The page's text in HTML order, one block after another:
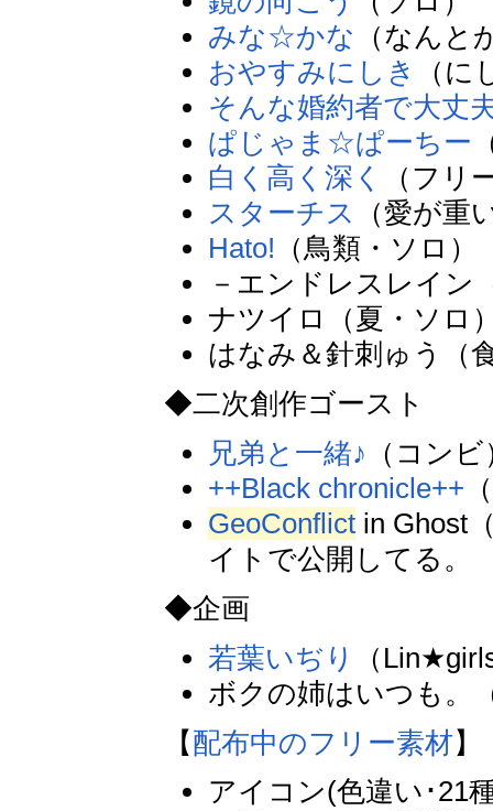
みな☆かな
（なんと
おやすみにしき
（
そんな婚約者で大丈
ぱじゃま☆ぱーちー
白く高く深く
（フリ
スターチス
（愛が重
Hato! （鳥類・ソロ）
－エンドレスレイン
ナツイロ（夏・ソロ
はなみ＆針刺ゅう（
◆二次創作ゴースト
兄弟と一緒♪ （コン
++Black chronicle++
GeoConflict in Ghost
イトで公開してる。
◆企画
若葉いぢり
（
ボクの姉はいつも。
【配布中のフリー素材】
アイコン(色違い･21